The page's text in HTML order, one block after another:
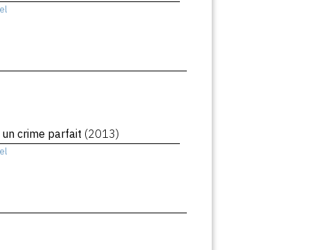
un crime parfait (2013)